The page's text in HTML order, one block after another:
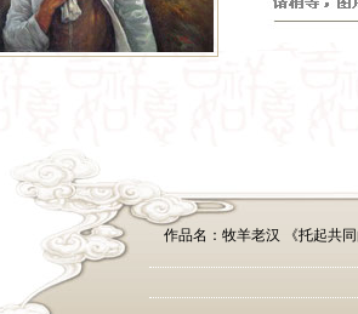
作品名：牧羊老汉 《托起共